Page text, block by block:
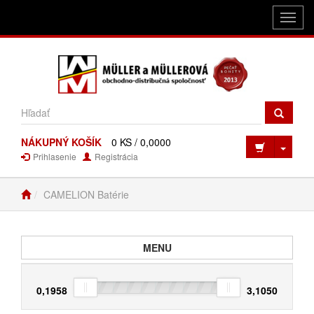
NÁKUPNÝ KOŠÍK 0 KS / 0,0000
Prihlasenie Registrácia
CAMELION Batérie
MENUToggle navigation
0,1958 3,1050